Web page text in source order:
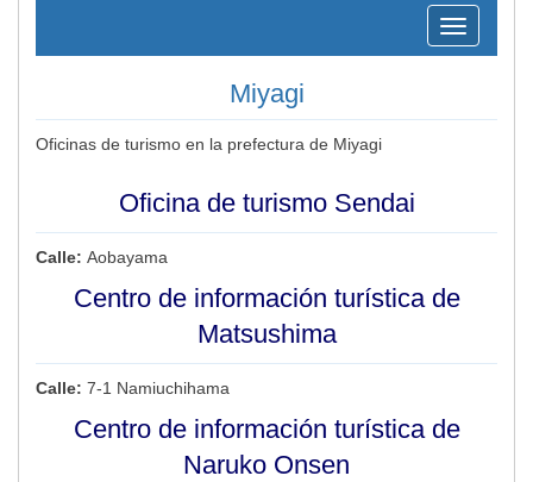
Toggle
navigation
Miyagi
Oficinas de turismo en la prefectura de Miyagi
Oficina de turismo Sendai
Calle: Aobayama
Centro de información turística de
Matsushima
Calle: 7-1 Namiuchihama
Centro de información turística de
Naruko Onsen